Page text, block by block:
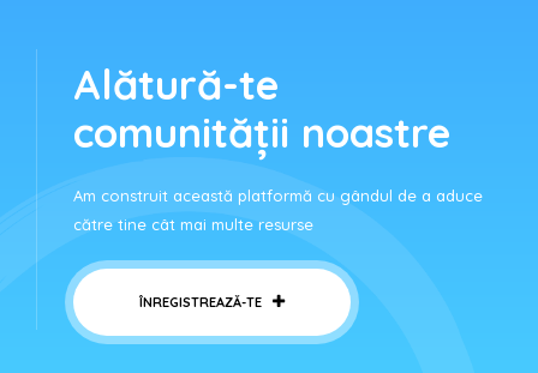
Alătură-te
comunității noastre
Am construit această platformă cu gândul de a aduce
către tine cât mai multe resurse
ÎNREGISTREAZĂ-TE